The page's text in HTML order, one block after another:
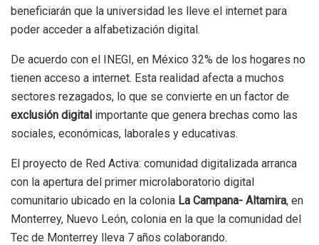
beneficiarán que la universidad les lleve el internet para
poder acceder a alfabetización digital.
De acuerdo con el INEGI, en México 32% de los hogares no
tienen acceso a internet. Esta realidad afecta a muchos
sectores rezagados, lo que se convierte en un factor de
exclusión digital importante que genera brechas como las
sociales, económicas, laborales y educativas.
El proyecto de Red Activa: comunidad digitalizada arranca
con la apertura del primer microlaboratorio digital
comunitario ubicado en la colonia La Campana- Altamira, en
Monterrey, Nuevo León, colonia en la que la comunidad del
Tec de Monterrey lleva 7 años colaborando.